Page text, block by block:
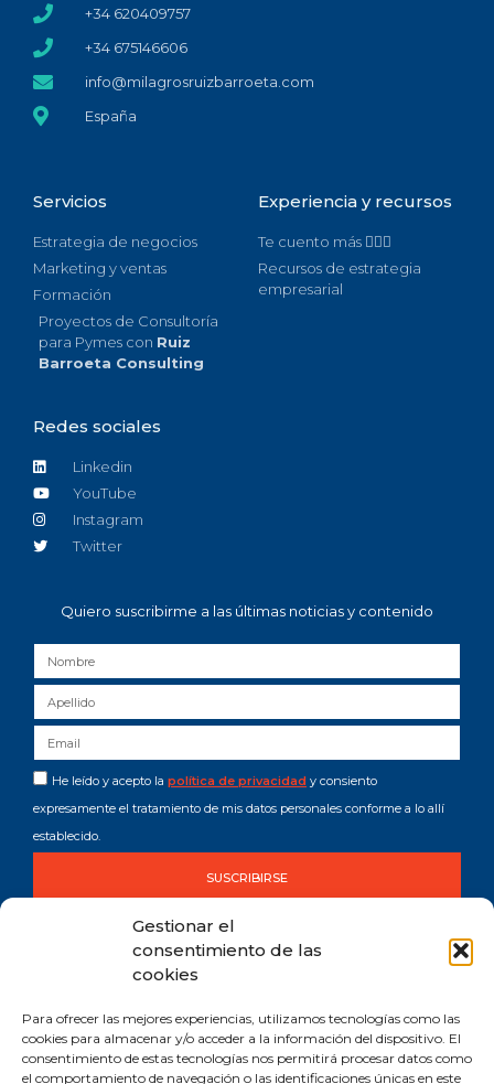
Gestionar el
consentimiento de las
cookies
Para ofrecer las mejores experiencias, utilizamos tecnologías como las
cookies para almacenar y/o acceder a la información del dispositivo. El
consentimiento de estas tecnologías nos permitirá procesar datos como
el comportamiento de navegación o las identificaciones únicas en este
+34 620409757
+34 675146606
info@milagrosruizbarroeta.com
España
Servicios
Estrategia de negocios
Marketing y ventas
Formación
Proyectos de Consultoría
para Pymes con Ruiz
Barroeta Consulting
Experiencia y recursos
Te cuento más 🙋🏻‍♀️
Recursos de estrategia
empresarial
Redes sociales
Linkedin
YouTube
Instagram
Twitter
Quiero suscribirme a las últimas noticias y contenido
He leído y acepto la política de privacidad y consiento
expresamente el tratamiento de mis datos personales conforme a lo allí
establecido.
SUSCRIBIRSE
Comprometida con los Objetivos de Desarrollo Sostenible (ODS). Reduzco la